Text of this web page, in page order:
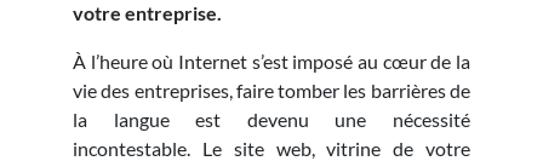
votre entreprise.
À l’heure où Internet s’est imposé au cœur de la
vie des entreprises, faire tomber les barrières de
la langue est devenu une nécessité
incontestable. Le site web, vitrine de votre